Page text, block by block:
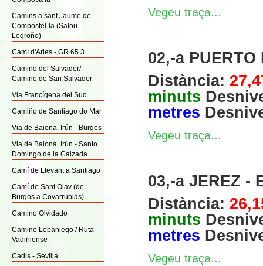
Camins a sant Jaume de
Compostel·la (Salou-
Logroño)
Camí d'Arles - GR 65.3
Camino del Salvador/
Camino de San Salvador
Via Francígena del Sud
Camiño de Santiago do Mar
Via de Baiona. Irún - Burgos
Via de Baiona. Irún - Santo
Domingo de la Calzada
Camí de Llevant a Santiago
Camí de Sant Olav (de
Burgos a Covarrubias)
Camino Olvidado
Camino Lebaniego / Ruta
Vadiniense
Cadis - Sevilla
Vegeu traça...
02,-a
Distància:
minuts
metres
Vegeu traça...
03,-a JEREZ -
Distància:
minuts
metres
Vegeu traça...